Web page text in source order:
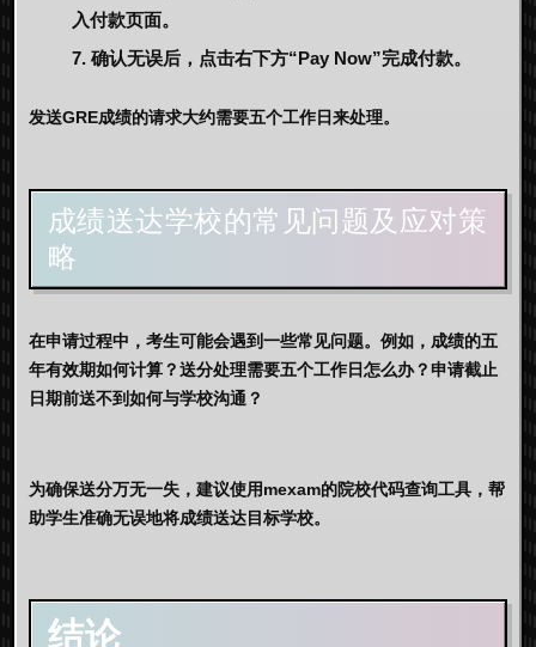
入付款页面。
确认无误后，点击右下方“Pay Now”完成付款。
发送GRE成绩的请求大约需要五个工作日来处理。
成绩送达学校的常见问题及应对策
略
在申请过程中，考生可能会遇到一些常见问题。例如，成绩的五
年有效期如何计算？送分处理需要五个工作日怎么办？申请截止
日期前送不到如何与学校沟通？
为确保送分万无一失，建议使用mexam的院校代码查询工具，帮
助学生准确无误地将成绩送达目标学校。
结论